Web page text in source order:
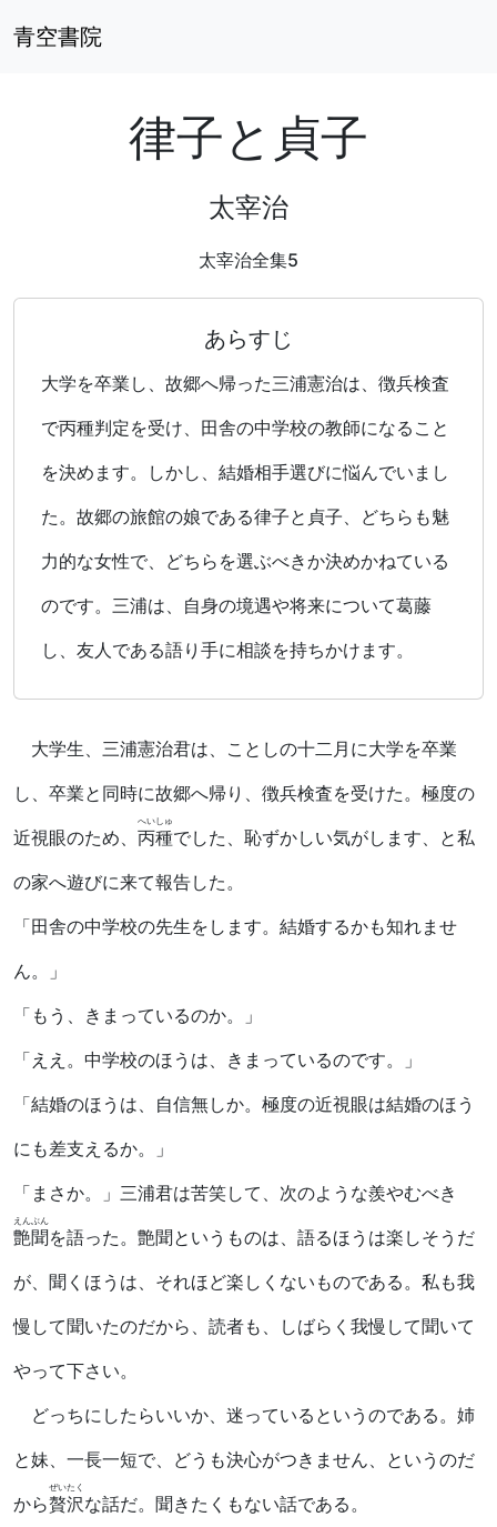
青空書院
律子と貞子
太宰治
太宰治全集5
あらすじ
大学を卒業し、故郷へ帰った三浦憲治は、徴兵検査
で丙種判定を受け、田舎の中学校の教師になること
を決めます。しかし、結婚相手選びに悩んでいまし
た。故郷の旅館の娘である律子と貞子、どちらも魅
力的な女性で、どちらを選ぶべきか決めかねている
のです。三浦は、自身の境遇や将来について葛藤
し、友人である語り手に相談を持ちかけます。
大学生、三浦憲治君は、ことしの十二月に大学を卒業
し、卒業と同時に故郷へ帰り、徴兵検査を受けた。極度の
近視眼のため、 丙種
へいしゅ
でした、恥ずかしい気がします、と私
の家へ遊びに来て報告した。
「田舎の中学校の先生をします。結婚するかも知れませ
ん。」
「もう、きまっているのか。」
「ええ。中学校のほうは、きまっているのです。」
「結婚のほうは、自信無しか。極度の近視眼は結婚のほう
にも差支えるか。」
「まさか。」三浦君は苦笑して、次のような羨やむべき
艶聞
えんぶん
を語った。艶聞というものは、語るほうは楽しそうだ
が、聞くほうは、それほど楽しくないものである。私も我
慢して聞いたのだから、読者も、しばらく我慢して聞いて
やって下さい。
どっちにしたらいいか、迷っているというのである。姉
と妹、一長一短で、どうも決心がつきません、というのだ
から贅沢
ぜいたく
な話だ。聞きたくもない話である。